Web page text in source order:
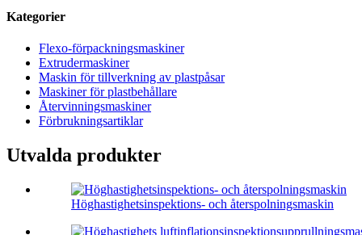
Kategorier
Flexo-förpackningsmaskiner
Extrudermaskiner
Maskin för tillverkning av plastpåsar
Maskiner för plastbehållare
Återvinningsmaskiner
Förbrukningsartiklar
Utvalda produkter
Höghastighetsinspektions- och återspolningsmaskin